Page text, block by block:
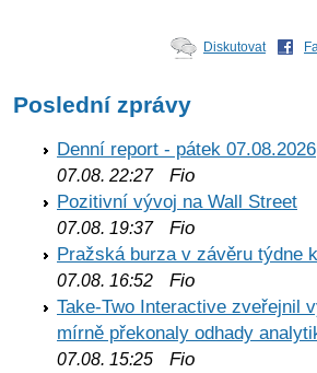
Diskutovat
Poslední zprávy
Denní report - pátek 07.08.2026
07.08. 22:27Fio
Pozitivní vývoj na Wall Street
07.08. 19:37Fio
Pražská burza v závěru týdne
07.08. 16:52 Fio
Take-Two Interactive zveřejnil
mírně překonaly odhady
07.08. 15:25 Fio